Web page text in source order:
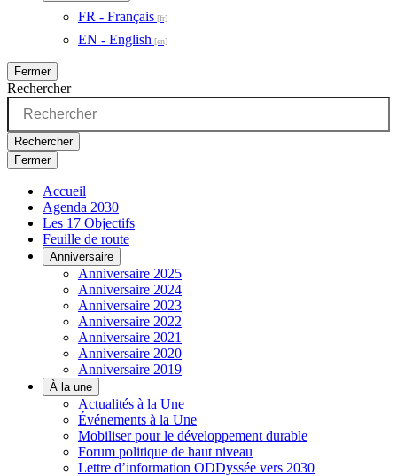
FR - Français
EN - English
Fermer
Rechercher
Rechercher
Fermer
Accueil
Agenda 2030
Les 17 Objectifs
Feuille de route
Anniversaire
Anniversaire 2025
Anniversaire 2024
Anniversaire 2023
Anniversaire 2022
Anniversaire 2021
Anniversaire 2020
Anniversaire 2019
À la une
Actualités à la Une
Événements à la Une
Mobiliser pour le développement durable
Forum politique de haut niveau
Lettre d’information ODDyssée vers 2030